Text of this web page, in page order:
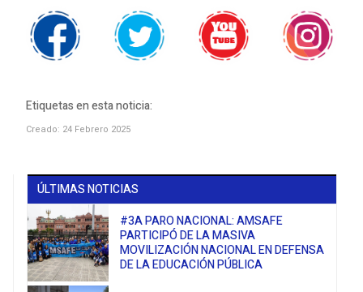
Etiquetas en esta noticia:
Creado: 24 Febrero 2025
ÚLTIMAS NOTICIAS
#3A PARO NACIONAL: AMSAFE
PARTICIPÓ DE LA MASIVA
MOVILIZACIÓN NACIONAL EN DEFENSA
DE LA EDUCACIÓN PÚBLICA